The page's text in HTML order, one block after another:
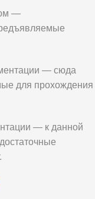
—
— сюда
для прохождения
— к данной